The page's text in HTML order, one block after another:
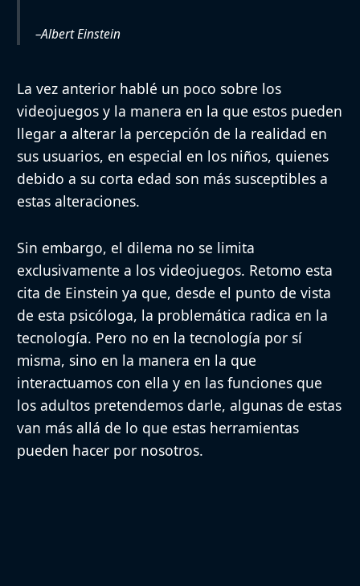
–Albert Einstein
La vez anterior hablé un poco sobre los
videojuegos y la manera en la que estos pueden
llegar a alterar la percepción de la realidad en
sus usuarios, en especial en los niños, quienes
debido a su corta edad son más susceptibles a
estas alteraciones.
Sin embargo, el dilema no se limita
exclusivamente a los videojuegos. Retomo esta
cita de Einstein ya que, desde el punto de vista
de esta psicóloga, la problemática radica en la
tecnología. Pero no en la tecnología por sí
misma, sino en la manera en la que
interactuamos con ella y en las funciones que
los adultos pretendemos darle, algunas de estas
van más allá de lo que estas herramientas
pueden hacer por nosotros.